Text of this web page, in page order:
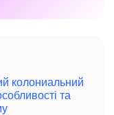
колониальний
та